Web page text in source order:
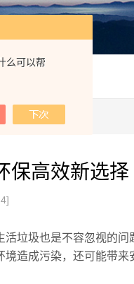
么可以帮
保高效新选择
圾也是不容忽视的问
造成污染，还可能带